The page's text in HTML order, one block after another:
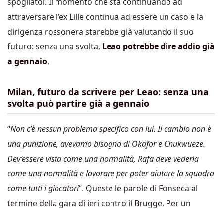
attraversare l’ex Lille continua ad essere un caso e la
dirigenza rossonera starebbe già valutando il suo
futuro: senza una svolta, Leao potrebbe dire addio già
a gennaio.
Milan, futuro da scrivere per Leao: senza una
svolta può partire già a gennaio
“Non c’è nessun problema specifico con lui. Il cambio non è
una punizione, avevamo bisogno di Okafor e Chukwueze.
Dev’essere vista come una normalità, Rafa deve vederla
come una normalità e lavorare per poter aiutare la squadra
come tutti i giocatori“. Queste le parole di Fonseca al
termine della gara di ieri contro il Brugge. Per un